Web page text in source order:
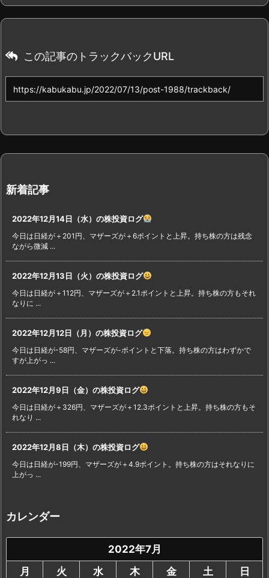
この記事のトラックバックURL
新着記事
2022年12月14日（水）の株投資ログ
今日は日経が＋201円、マザーズが＋6ポイントと上昇。持ち株の方は残念
ながら微減 ...
2022年12月13日（火）の株投資ログ
今日は日経が＋112円、マザーズが＋2.1ポイントと上昇。持ち株の方もそれ
なりに ...
2022年12月12日（月）の株投資ログ
今日は日経が-58円、マザーズが-ポイントと下落。持ち株の方はわずかで
すが上がっ ...
2022年12月9日（金）の株投資ログ
今日は日経が＋326円、マザーズが＋12.3ポイントと上昇。持ち株の方もそ
れなり ...
2022年12月8日（木）の株投資ログ
今日は日経が-199円、マザーズが＋4.9ポイント。持ち株の方はそれなりに
上がっ ...
カレンダー
2022年7月
月
火 水 木 金 土
日